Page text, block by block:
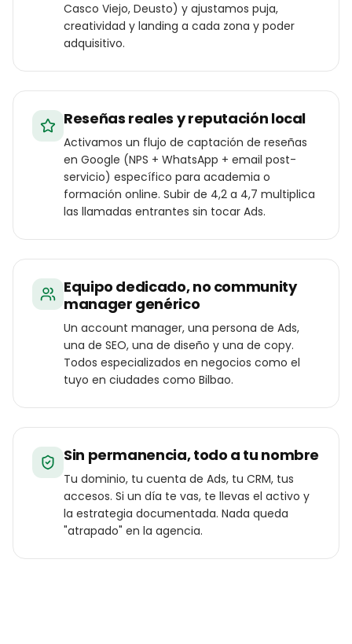
Casco Viejo, Deusto) y ajustamos puja,
creatividad y landing a cada zona y poder
adquisitivo.
Reseñas reales y reputación local
Activamos un flujo de captación de reseñas
en Google (NPS + WhatsApp + email post-
servicio) específico para academia o
formación online. Subir de 4,2 a 4,7 multiplica
las llamadas entrantes sin tocar Ads.
Equipo dedicado, no community
manager genérico
Un account manager, una persona de Ads,
una de SEO, una de diseño y una de copy.
Todos especializados en negocios como el
tuyo en ciudades como Bilbao.
Sin permanencia, todo a tu nombre
Tu dominio, tu cuenta de Ads, tu CRM, tus
accesos. Si un día te vas, te llevas el activo y
la estrategia documentada. Nada queda
"atrapado" en la agencia.